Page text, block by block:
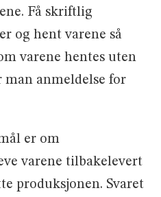
Få skriftlig
og hent varene så
varene hentes uten
man anmeldelse for
er om
varene tilbakelevert
produksjonen. Svaret